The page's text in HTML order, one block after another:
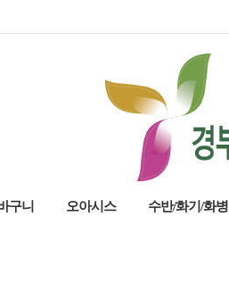
구니 오아시스 수반/화기/화병